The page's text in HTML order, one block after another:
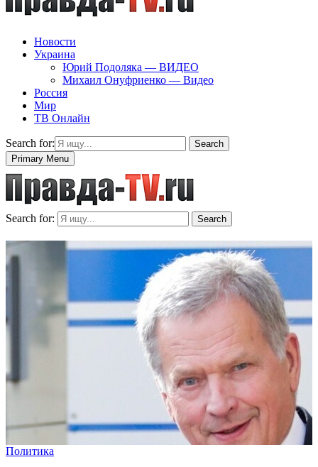
Новости
Украина
Юрий Подоляка — ВИДЕО
Михаил Онуфриенко — Видео
Россия
Мир
ТВ Онлайн
Search for:
Search
Primary Menu
Search for: Search
Политика